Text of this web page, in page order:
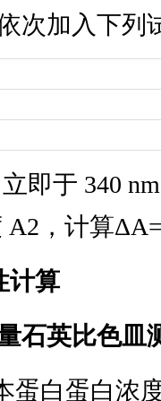
次加入下列
即于 340
，计算
计算
石英比色皿
蛋白蛋白浓